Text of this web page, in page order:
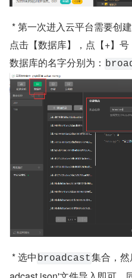
点击【数据库】，点【+】
数据库的名字分别为：
* 选中 broadcast集合，